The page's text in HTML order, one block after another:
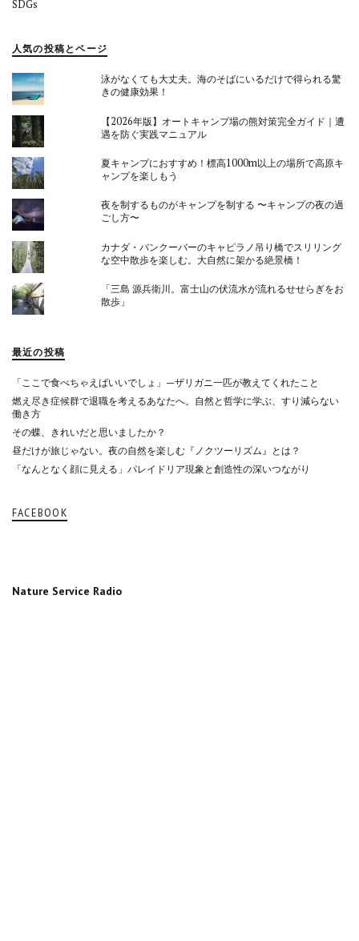
SDGs
人気の投稿とページ
泳がなくても大丈夫。海のそばにいるだけで得られる驚
きの健康効果！
【2026年版】オートキャンプ場の熊対策完全ガイド｜遭
遇を防ぐ実践マニュアル
夏キャンプにおすすめ！標高1000m以上の場所で高原キ
ャンプを楽しもう
夜を制するものがキャンプを制する 〜キャンプの夜の過
ごし方〜
カナダ・バンクーバーのキャピラノ吊り橋でスリリング
な空中散歩を楽しむ。大自然に架かる絶景橋！
「三島 源兵衛川。富士山の伏流水が流れるせせらぎをお
散歩」
最近の投稿
「ここで食べちゃえばいいでしょ」—ザリガニ一匹が教えてくれたこと
燃え尽き症候群で退職を考えるあなたへ。自然と哲学に学ぶ、すり減らない
働き方
その蝶、きれいだと思いましたか？
昼だけが旅じゃない。夜の自然を楽しむ『ノクツーリズム』とは？
「なんとなく顔に見える」パレイドリア現象と創造性の深いつながり
FACEBOOK
Nature Service Radio